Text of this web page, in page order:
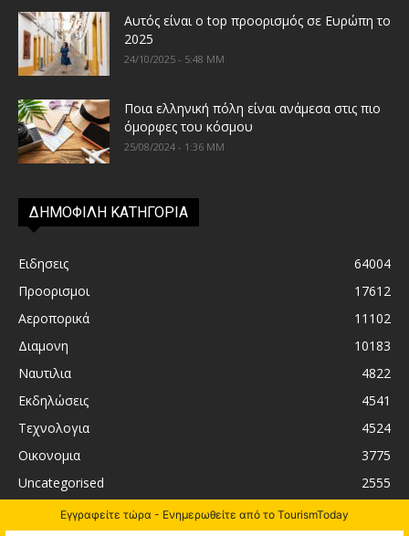
Αυτός είναι ο top προορισμός σε Ευρώπη το
2025
24/10/2025 - 5:48 ΜΜ
Ποια ελληνική πόλη είναι ανάμεσα στις πιο
όμορφες του κόσμου
25/08/2024 - 1:36 ΜΜ
ΔΗΜΟΦΙΛΗ ΚΑΤΗΓΟΡΙΑ
Ειδησεις
64004
Προορισμοι
17612
Αεροπορικά
11102
Διαμονη
10183
Ναυτιλια
4822
Εκδηλώσεις
4541
Τεχνολογια
4524
Οικονομια
3775
Uncategorised
2555
Εγγραφείτε τώρα - Ενημερωθείτε από το TourismToday